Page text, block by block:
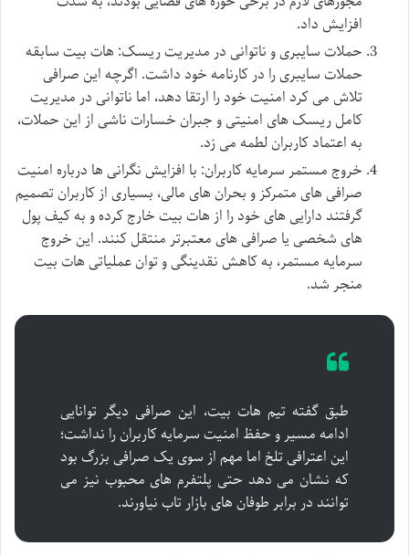
افزایش داد.
حملات سایبری و ناتوانی در مدیریت ریسک: هات بیت سابقه
حملات سایبری را در کارنامه خود داشت. اگرچه این صرافی
تلاش می کرد امنیت خود را ارتقا دهد، اما ناتوانی در مدیریت
کامل ریسک های امنیتی و جبران خسارات ناشی از این حملات،
به اعتماد کاربران لطمه می زد.
خروج مستمر سرمایه کاربران: با افزایش نگرانی ها درباره امنیت
صرافی های متمرکز و بحران های مالی، بسیاری از کاربران تصمیم
گرفتند دارایی های خود را از هات بیت خارج کرده و به کیف پول
های شخصی یا صرافی های معتبرتر منتقل کنند. این خروج
سرمایه مستمر، به کاهش نقدینگی و توان عملیاتی هات بیت
منجر شد.
طبق گفته تیم هات بیت، این صرافی دیگر توانایی
ادامه مسیر و حفظ امنیت سرمایه کاربران را نداشت؛
این اعترافی تلخ اما مهم از سوی یک صرافی بزرگ بود
که نشان می دهد حتی پلتفرم های محبوب نیز می
توانند در برابر طوفان های بازار تاب نیاورند.